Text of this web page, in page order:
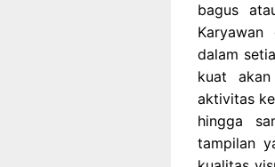
bagus
dalam
kuat
aktivitas
hingga
tampilan